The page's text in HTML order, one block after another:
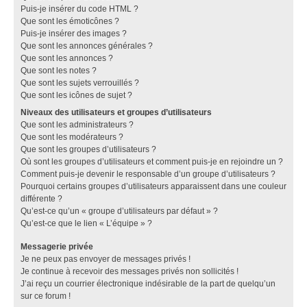
Puis-je insérer du code HTML ?
Que sont les émoticônes ?
Puis-je insérer des images ?
Que sont les annonces générales ?
Que sont les annonces ?
Que sont les notes ?
Que sont les sujets verrouillés ?
Que sont les icônes de sujet ?
Niveaux des utilisateurs et groupes d’utilisateurs
Que sont les administrateurs ?
Que sont les modérateurs ?
Que sont les groupes d’utilisateurs ?
Où sont les groupes d’utilisateurs et comment puis-je en rejoindre un ?
Comment puis-je devenir le responsable d’un groupe d’utilisateurs ?
Pourquoi certains groupes d’utilisateurs apparaissent dans une couleur
différente ?
Qu’est-ce qu’un « groupe d’utilisateurs par défaut » ?
Qu’est-ce que le lien « L’équipe » ?
Messagerie privée
Je ne peux pas envoyer de messages privés !
Je continue à recevoir des messages privés non sollicités !
J’ai reçu un courrier électronique indésirable de la part de quelqu’un
sur ce forum !